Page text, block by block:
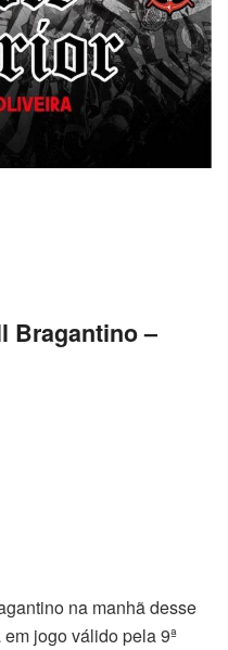
Bragantino –
na manhã desse
jogo válido pela 9ª